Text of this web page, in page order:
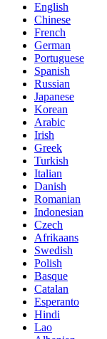
English
Chinese
French
German
Portuguese
Spanish
Russian
Japanese
Korean
Arabic
Irish
Greek
Turkish
Italian
Danish
Romanian
Indonesian
Czech
Afrikaans
Swedish
Polish
Basque
Catalan
Esperanto
Hindi
Lao